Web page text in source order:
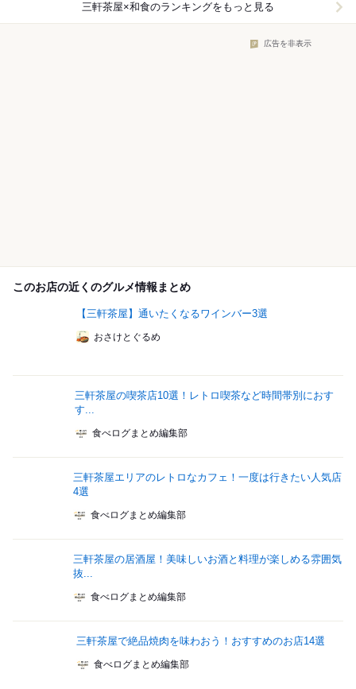
三軒茶屋×和食のランキングをもっと見る
広告を非表示
このお店の近くのグルメ情報まとめ
【三軒茶屋】通いたくなるワインバー3選
おさけとぐるめ
三軒茶屋の喫茶店10選！レトロ喫茶など時間帯別におす
す...
食べログまとめ編集部
三軒茶屋エリアのレトロなカフェ！一度は行きたい人気店
4選
食べログまとめ編集部
三軒茶屋の居酒屋！美味しいお酒と料理が楽しめる雰囲気
抜...
食べログまとめ編集部
三軒茶屋で絶品焼肉を味わおう！おすすめのお店14選
食べログまとめ編集部